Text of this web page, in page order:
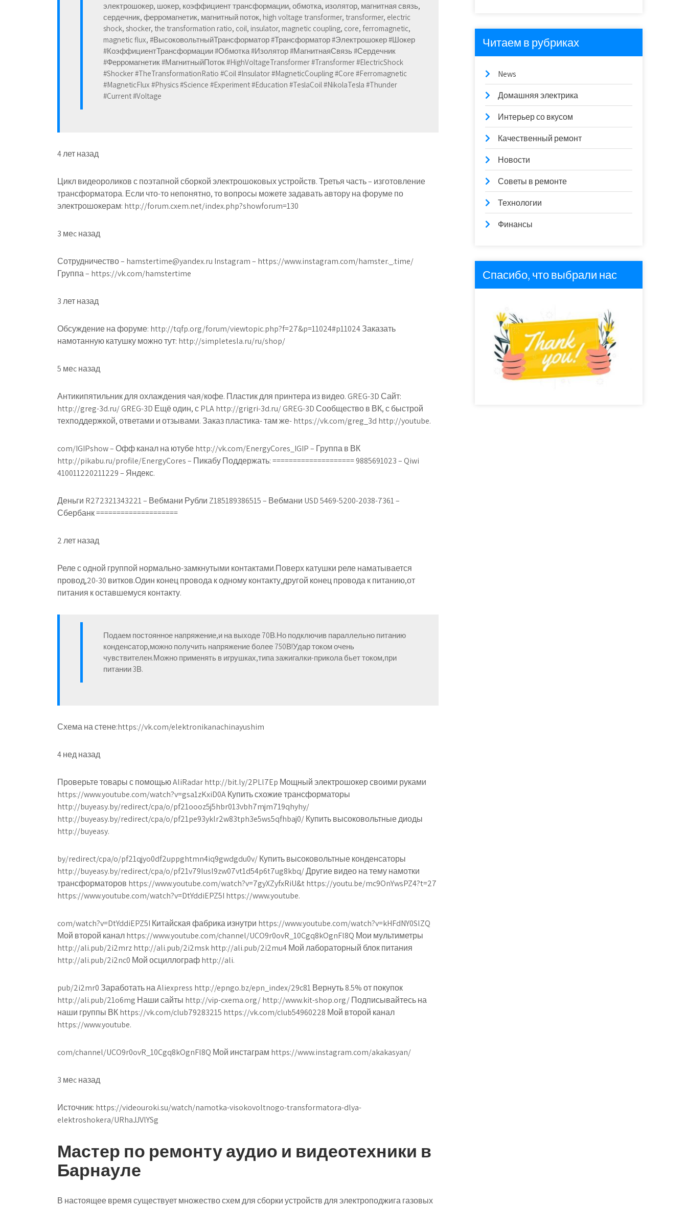
электрошокер, шокер, коэффициент трансформации, обмотка, изолятор, магнитная связь,
сердечник, ферромагнетик, магнитный поток, high voltage transformer, transformer, electric
shock, shocker, the transformation ratio, coil, insulator, magnetic coupling, core, ferromagnetic,
magnetic flux, #ВысоковольтныйТрансформатор #Трансформатор #Электрошокер #Шокер
#КоэффициентТрансформации #Обмотка #Изолятор #МагнитнаяСвязь #Сердечник
#Ферромагнетик #МагнитныйПоток #HighVoltageTransformer #Transformer #ElectricShock
#Shocker #TheTransformationRatio #Coil #Insulator #MagneticCoupling #Core #Ferromagnetic
#MagneticFlux #Physics #Science #Experiment #Education #TeslaCoil #NikolaTesla #Thunder
#Current #Voltage
4 лет назад
Цикл видеороликов с поэтапной сборкой электрошоковых устройств. Третья часть – изготовление
трансформатора. Если что-то непонятно, то вопросы можете задавать автору на форуме по
электрошокерам: http://forum.cxem.net/index.php?showforum=130
3 меc назад
Сотрудничество – hamstertime@yandex.ru Instagram – https://www.instagram.com/hamster._.time/
Группа – https://vk.com/hamstertime
3 лет назад
Обсуждение на форуме: http://tqfp.org/forum/viewtopic.php?f=27&p=11024#p11024 Заказать
намотанную катушку можно тут: http://simpletesla.ru/ru/shop/
5 меc назад
Антикипятильник для охлаждения чая/кофе. Пластик для принтера из видео. GREG-3D Сайт:
http://greg-3d.ru/ GREG-3D Ещё один, с PLA http://grigri-3d.ru/ GREG-3D Сообщество в ВК, с быстрой
техподдержкой, ответами и отзывами. Заказ пластика- там же- https://vk.com/greg_3d http://youtube.
com/IGIPshow – Офф канал на ютубе http://vk.com/EnergyCores_IGIP – Группа в ВК
http://pikabu.ru/profile/EnergyCores – Пикабу Поддержать: ==================== 9885691023 – Qiwi
410011220211229 – Яндекс.
Деньги R272321343221 – Вебмани Рубли Z185189386515 – Вебмани USD 5469-5200-2038-7361 –
Сбербанк ====================
2 лет назад
Реле с одной группой нормально-замкнутыми контактами.Поверх катушки реле наматывается
провод,20-30 витков.Один конец провода к одному контакту,другой конец провода к питанию,от
питания к оставшемуся контакту.
Подаем постоянное напряжение,и на выходе 70В.Но подключив параллельно питанию
конденсатор,можно получить напряжение более 750В!Удар током очень
чувствителен.Можно применять в игрушках,типа зажигалки-прикола бьет током,при
питании 3В.
Схема на стене:https://vk.com/elektronikanachinayushim
4 нед назад
Проверьте товары с помощью AliRadar http://bit.ly/2PLl7Ep Мощный электрошокер своими руками
https://www.youtube.com/watch?v=gsa1zKxiD0A Купить схожие трансформаторы
http://buyeasy.by/redirect/cpa/o/pf21oooz5j5hbr013vbh7mjm719qhyhy/
http://buyeasy.by/redirect/cpa/o/pf21pe93yklr2w83tph3e5ws5qfhbaj0/ Купить высоковольтные диоды
http://buyeasy.
by/redirect/cpa/o/pf21qjyo0df2uppghtmn4iq9gwdgdu0v/ Купить высоковольтные конденсаторы
http://buyeasy.by/redirect/cpa/o/pf21v79lusl9zw07vt1d54p6t7ug8kbq/ Другие видео на тему намотки
трансформаторов https://www.youtube.com/watch?v=7gyXZyfxRiU&t https://youtu.be/mc9OnYwsPZ4?t=27
https://www.youtube.com/watch?v=DtYddiEPZ5I https://www.youtube.
com/watch?v=DtYddiEPZ5I Китайская фабрика изнутри https://www.youtube.com/watch?v=kHFdNY0SlZQ
Мой второй канал https://www.youtube.com/channel/UCO9r0ovR_10Cgq8kOgnFl8Q Мои мультиметры
http://ali.pub/2i2mrz http://ali.pub/2i2msk http://ali.pub/2i2mu4 Мой лабораторный блок питания
http://ali.pub/2i2nc0 Мой осциллограф http://ali.
pub/2i2mr0 Заработать на Aliexpress http://epngo.bz/epn_index/29c81 Вернуть 8.5% от покупок
http://ali.pub/21o6mg Наши сайты http://vip-cxema.org/ http://www.kit-shop.org/ Подписывайтесь на
наши группы ВК https://vk.com/club79283215 https://vk.com/club54960228 Мой второй канал
https://www.youtube.
com/channel/UCO9r0ovR_10Cgq8kOgnFl8Q Мой инстаграм https://www.instagram.com/akakasyan/
3 меc назад
Источник: https://videouroki.su/watch/namotka-visokovoltnogo-transformatora-dlya-
elektroshokera/URhaJJVlYSg
Мастер по ремонту аудио и видеотехники в
Барнауле
В настоящее время существует множество схем для сборки устройств для электроподжига газовых
Читаем в рубриках
News
Домашняя электрика
Интерьер со вкусом
Качественный ремонт
Новости
Советы в ремонте
Технологии
Финансы
Спасибо, что выбрали нас